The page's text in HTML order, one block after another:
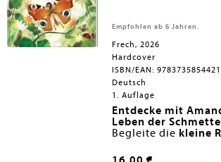
Empfohlen ab 6 Jahren.
Frech, 2026
Hardcover
ISBN/EAN: 9783735854421
Deutsch
1. Auflage
Entdecke mit
Leben der
Begleite die kleine
das faszinierende